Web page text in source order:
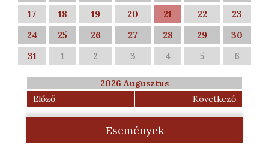
17
18 19 20 21 22
23
24
25 26 27 28 29
30
31
1 2 3 4 5 6
2026 Augusztus
Előző
Következő
Események